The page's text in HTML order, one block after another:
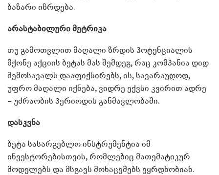
ბაზარი იზრდება.
არასტაბილური მეტრიკა
თუ გამოთვლით მაღალი ზრდის პოტენციალის
მქონე აქციის ბეტას მას შემდეგ, რაც კომპანია დიდ
შემოსავალს დააფიქსირებს, ის, სავარაუდოდ,
უფრო მაღალი იქნება, ვიდრე ექვსი კვირით ადრე
– უძრაობის პერიოდის განმავლობაში.
დასკვნა
ბეტა სასარგებლო ინსტრუმენტია იმ
ინვესტორებისთვის, რომლებიც მათემატიკურ
მოდელებს და მსგავს მონაცემებს ეყრდნობიან.